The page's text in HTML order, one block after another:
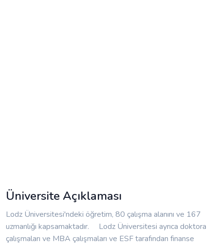
Üniversite Açıklaması
Lodz Üniversitesi'ndeki öğretim, 80 çalışma alanını ve 167
uzmanlığı kapsamaktadır. Lodz Üniversitesi ayrıca doktora
çalışmaları ve MBA çalışmaları ve ESF tarafından finanse